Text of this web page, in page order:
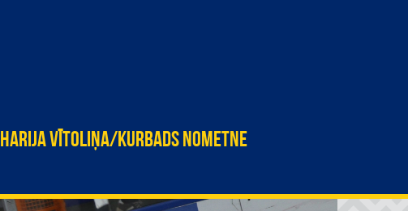
HARIJA VĪTOLIŅA/KURBADS NOMETNE